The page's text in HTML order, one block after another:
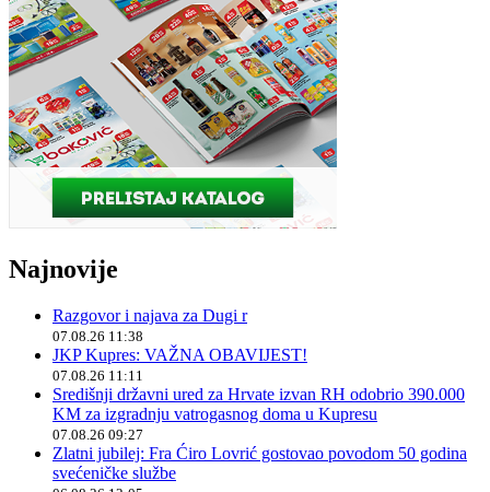
Najnovije
Razgovor i najava za Dugi r
07.08.26 11:38
JKP Kupres: VAŽNA OBAVIJEST!
07.08.26 11:11
Središnji državni ured za Hrvate izvan RH odobrio 390.000
KM za izgradnju vatrogasnog doma u Kupresu
07.08.26 09:27
Zlatni jubilej: Fra Ćiro Lovrić gostovao povodom 50 godina
svećeničke službe